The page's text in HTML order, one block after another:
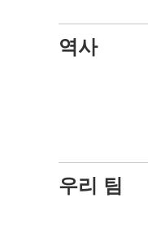
역사
우리 팀